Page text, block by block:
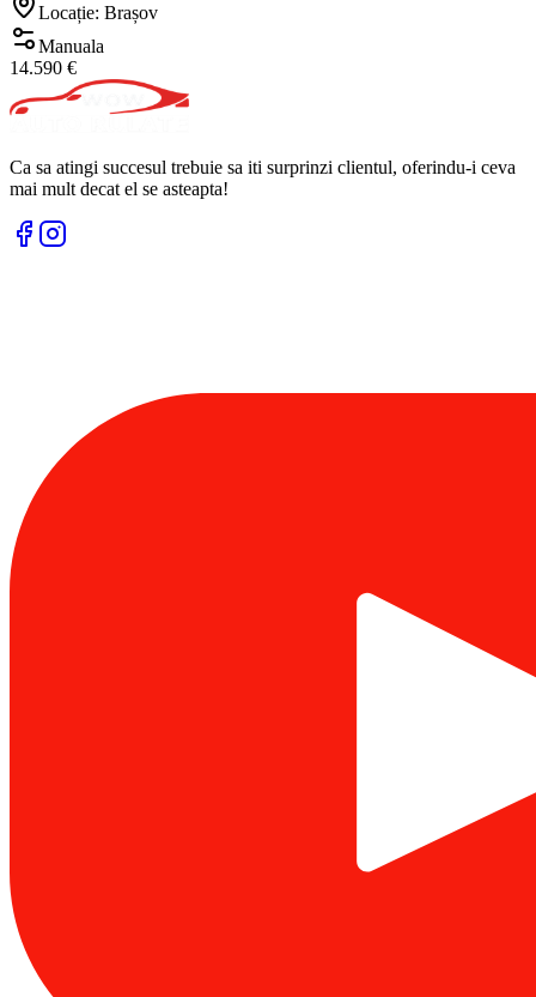
Locație: Brașov
Manuala
14.590 €
Ca sa atingi succesul trebuie sa iti surprinzi clientul, oferindu-i ceva
mai mult decat el se asteapta!